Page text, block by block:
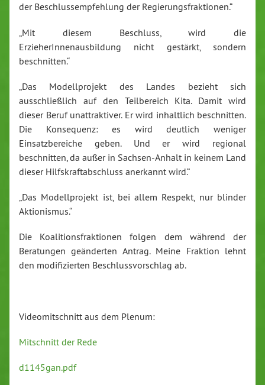
der Beschlussempfehlung der Regierungsfraktionen.“
„Mit diesem Beschluss, wird die
ErzieherInnenausbildung nicht gestärkt, sondern
beschnitten.“
„Das Modellprojekt des Landes bezieht sich
ausschließlich auf den Teilbereich Kita. Damit wird
dieser Beruf unattraktiver. Er wird inhaltlich beschnitten.
Die Konsequenz: es wird deutlich weniger
Einsatzbereiche geben. Und er wird regional
beschnitten, da außer in Sachsen-Anhalt in keinem Land
dieser Hilfskraftabschluss anerkannt wird.“
„Das Modellprojekt ist, bei allem Respekt, nur blinder
Aktionismus.“
Die Koalitionsfraktionen folgen dem während der
Beratungen geänderten Antrag. Meine Fraktion lehnt
den modifizierten Beschlussvorschlag ab.
Videomitschnitt aus dem Plenum:
Mitschnitt der Rede
d1145gan.pdf